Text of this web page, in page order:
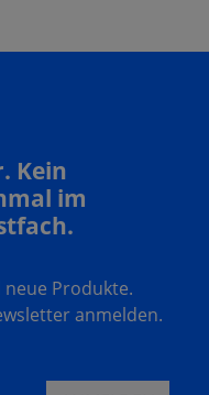
Kein
im
neue Produkte.
anmelden.